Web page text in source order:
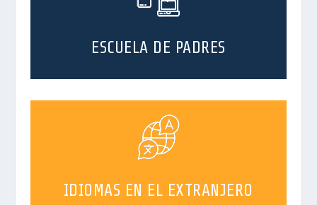
ESCUELA DE PADRES
IDIOMAS EN EL EXTRANJERO